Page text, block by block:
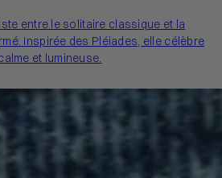
entre le solitaire classique et la
Inspirée des Pléiades, elle célèbre
et lumineuse.